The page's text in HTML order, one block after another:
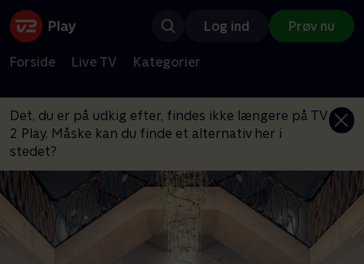
Log ind Prøv nu
Forside Live TV Kategorier
Det, du er på udkig efter, findes ikke længere på TV
2 Play. Måske kan du finde et alternativ her i
stedet?